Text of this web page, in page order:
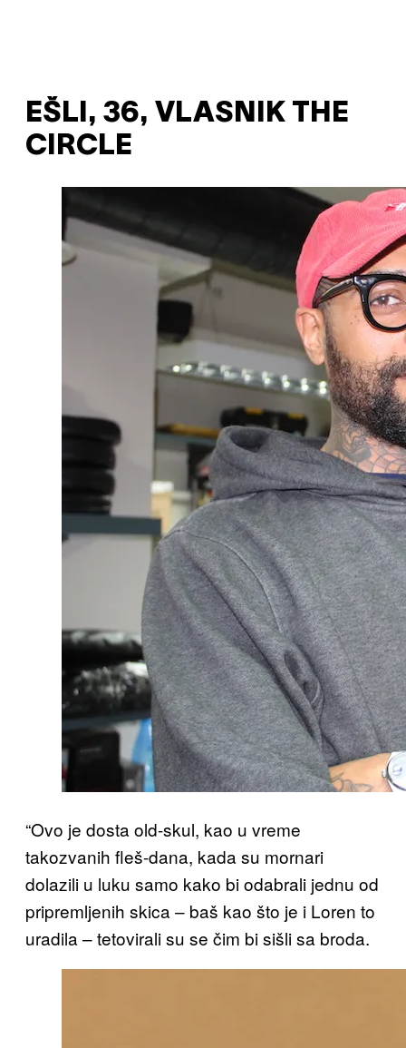
EŠLI, 36, VLASNIK THE
CIRCLE
“Ovo je dosta old-skul, kao u vreme
takozvanih fleš-dana, kada su mornari
dolazili u luku samo kako bi odabrali jednu od
pripremljenih skica – baš kao što je i Loren to
uradila – tetovirali su se čim bi sišli sa broda.